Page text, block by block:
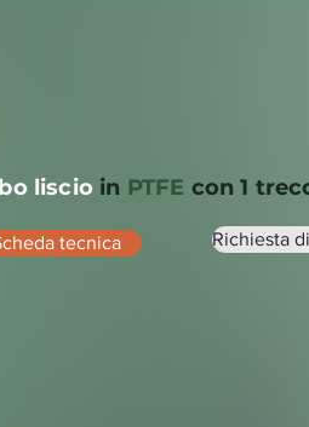
liscio in PTFE con 1
tecnica Richiesta